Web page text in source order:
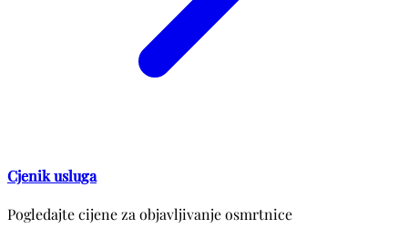
Cjenik usluga
Pogledajte cijene za objavljivanje osmrtnice